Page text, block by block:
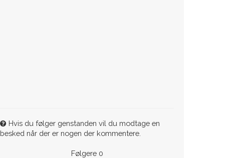
Hvis du følger genstanden vil du modtage en
besked når der er nogen der kommentere.
Følgere 0